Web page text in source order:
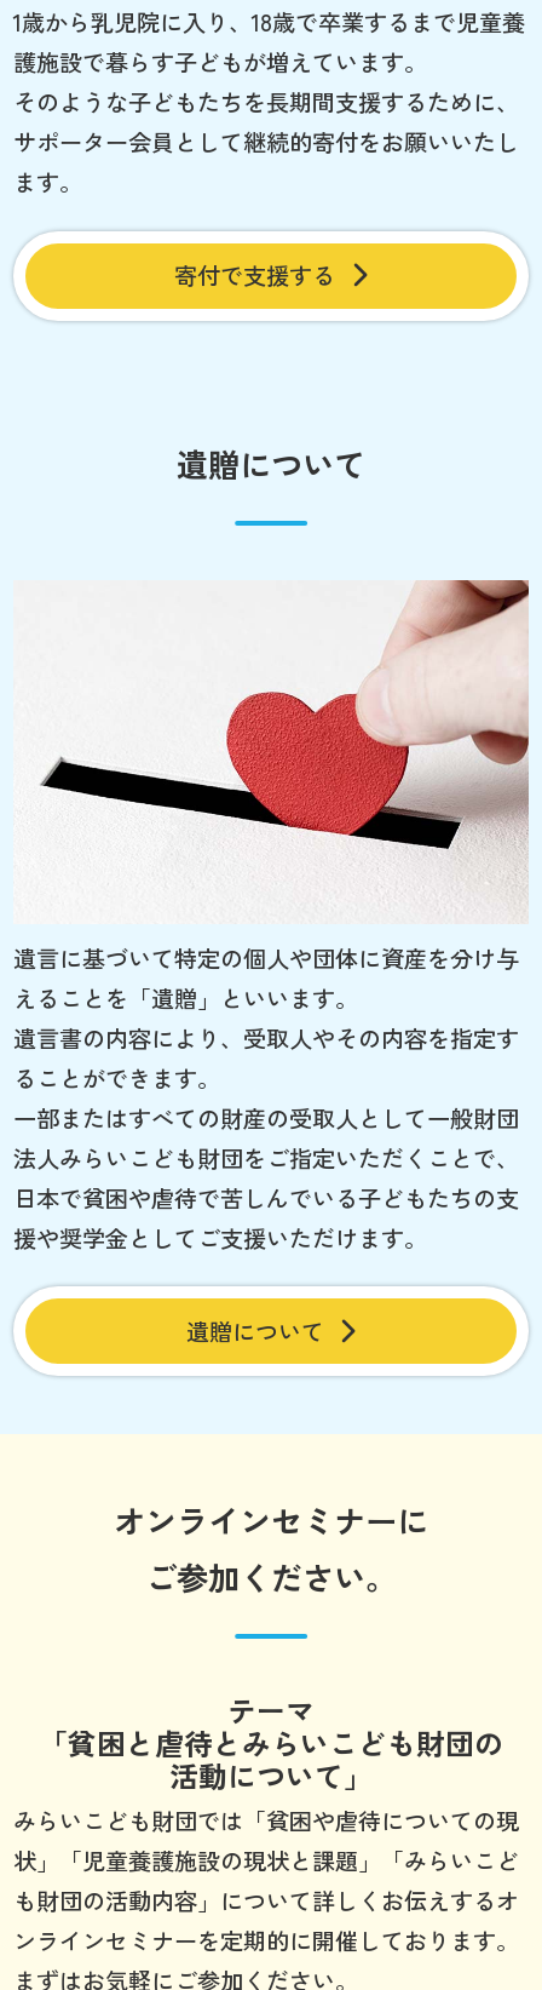
1歳から乳児院に入り、18歳で卒業するまで児童養
護施設で暮らす子どもが増えています。
そのような子どもたちを長期間支援するために、
サポーター会員として継続的寄付をお願いいたし
ます。
寄付で支援する
遺贈について
遺言に基づいて特定の個人や団体に資産を分け与
えることを「遺贈」といいます。
遺言書の内容により、受取人やその内容を指定す
ることができます。
一部またはすべての財産の受取人として一般財団
法人みらいこども財団をご指定いただくことで、
日本で貧困や虐待で苦しんでいる子どもたちの支
援や奨学金としてご支援いただけます。
遺贈について
オンラインセミナーに
ご参加ください。
テーマ
「貧困と虐待とみらいこども財団の
活動について」
みらいこども財団では「貧困や虐待についての現
状」「児童養護施設の現状と課題」「みらいこど
も財団の活動内容」について詳しくお伝えするオ
ンラインセミナーを定期的に開催しております。
まずはお気軽にご参加ください。